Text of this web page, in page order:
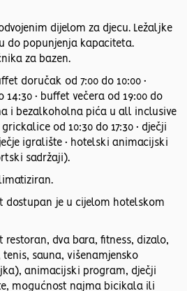
dijelom za djecu. Ležaljke
do popunjenja kapaciteta.
za bazen.
doručak od 7:00 do 10:00 •
• buffet večera od 19:00 do
i bezalkoholna pića u all inclusive
od 10:30 do 17:30 • dječji
igralište • hotelski animacijski
sadržaji).
dostupan je u cijelom hotelskom
restoran, dva bara, fitness, dizalo,
sauna, višenamjensko
animacijski program, dječji
mogućnost najma bicikala ili